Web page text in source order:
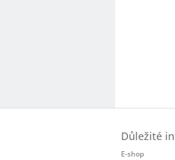
Důležité
E-shop